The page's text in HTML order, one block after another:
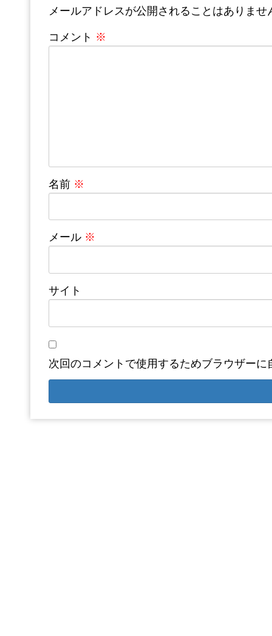
メールアドレスが公開されることはありませ
コメント ※
名前 ※
メール ※
サイト
次回のコメントで使用するためブラウザー